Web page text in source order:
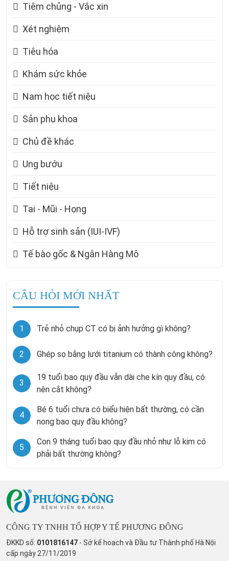
Tiêm chủng - Vắc xin
Xét nghiệm
Tiêu hóa
Khám sức khỏe
Nam học tiết niệu
Sản phụ khoa
Chủ đề khác
Ung bướu
Tiết niệu
Tai - Mũi - Họng
Hỗ trợ sinh sản (IUI-IVF)
Tế bào gốc & Ngân Hàng Mô
CÂU HỎI MỚI NHẤT
1 Trẻ nhỏ chụp CT có bị ảnh hưởng gì không?
2 Ghép sọ bằng lưới titanium có thành công không?
3
19 tuổi bao quy đầu vẫn dài che kín quy đầu, có
nên cắt không?
4
Bé 6 tuổi chưa có biểu hiện bất thường, có cần
nong bao quy đầu không?
5
Con 9 tháng tuổi bao quy đầu nhỏ như lỗ kim có
phải bất thường không?
CÔNG TY TNHH TỔ HỢP Y TẾ PHƯƠNG ĐÔNG
ĐKKD số: 0101816147 - Sở kế hoạch và Đầu tư Thành phố Hà Nội
cấp ngày 27/11/2019